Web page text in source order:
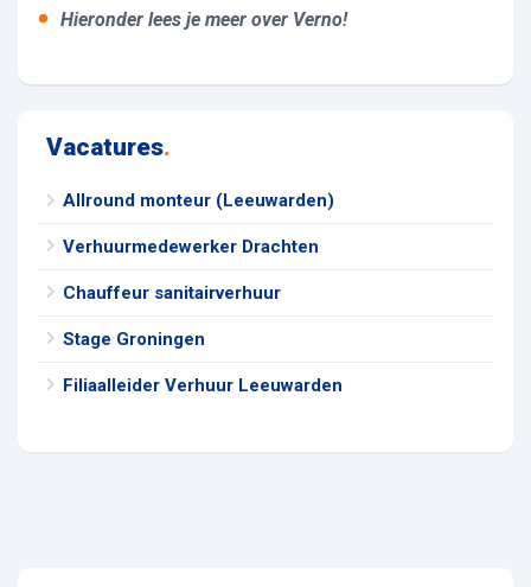
Hieronder lees je meer over Verno!
Vacatures.
Allround monteur (Leeuwarden)
Verhuurmedewerker Drachten
Chauffeur sanitairverhuur
Stage Groningen
Filiaalleider Verhuur Leeuwarden